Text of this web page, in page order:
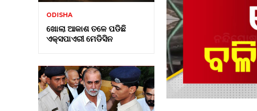
ODISHA
ଖୋଲା ଆକାଶ ତଳେ ପଡିଛି
ଏକ୍ସପାଏରୀ ମେଡିସିନ